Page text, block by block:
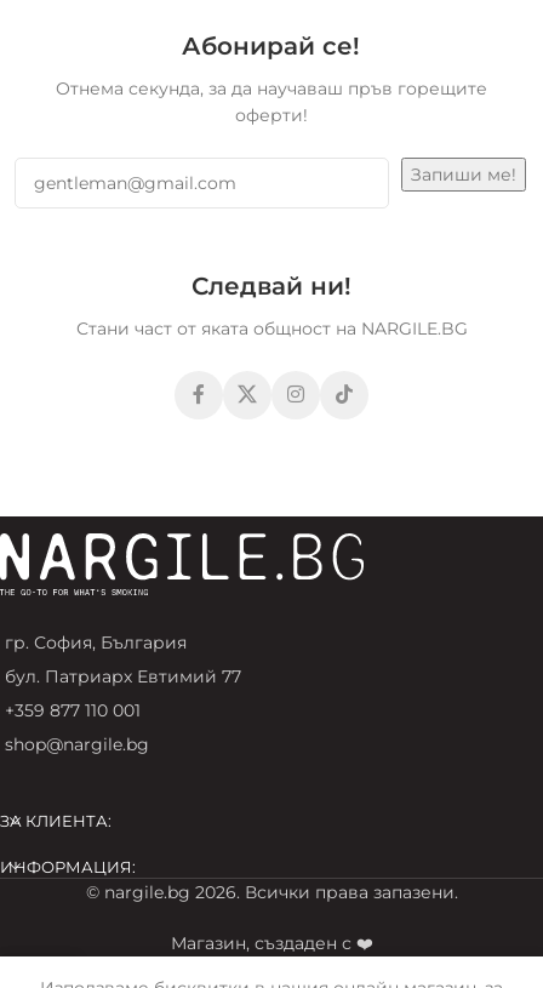
Абонирай се!
Отнема секунда, за да научаваш пръв горещите
оферти!
Следвай ни!
Стани част от яката общност на NARGILE.BG
гр. София, България
бул. Патриарх Евтимий 77
+359 877 110 001
shop@nargile.bg
ЗА КЛИЕНТА:
ИНФОРМАЦИЯ:
© nargile.bg 2026. Всички права запазени.
Магазин, създаден с ❤️